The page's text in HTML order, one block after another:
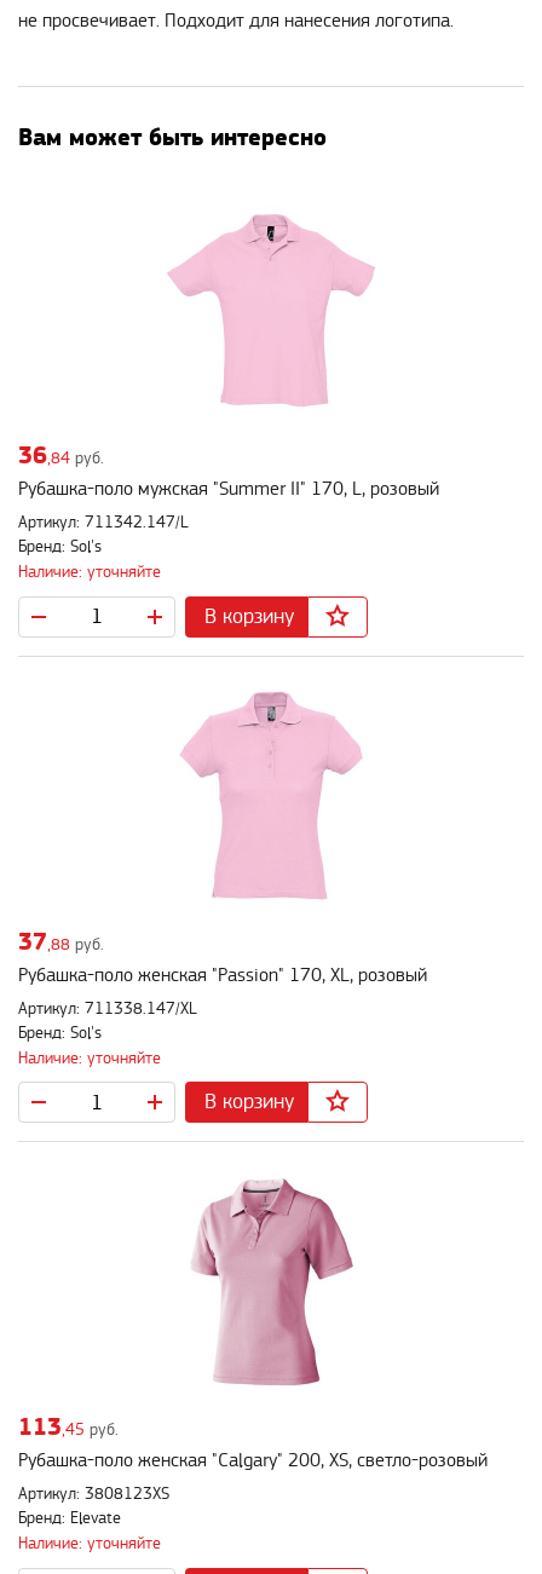
не просвечивает. Подходит для нанесения логотипа.
Вам может быть интересно
36,84 руб.
Рубашка-поло мужская "Summer II" 170, L, розовый
Артикул: 711342.147/L
Бренд: Sol's
Наличие: уточняйте
В корзину
37 ,88 руб.
Рубашка-поло женская "Passion" 170, XL, розовый
Артикул: 711338.147/XL
Бренд: Sol's
Наличие: уточняйте
В корзину
113,45 руб.
Рубашка-поло женская "Calgary" 200, XS, светло-розовый
Артикул: 3808123XS
Бренд: Elevate
Наличие: уточняйте